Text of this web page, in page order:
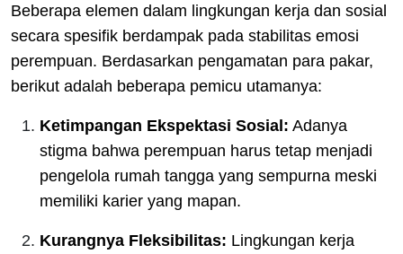
Beberapa elemen dalam lingkungan kerja dan sosial
secara spesifik berdampak pada stabilitas emosi
perempuan. Berdasarkan pengamatan para pakar,
berikut adalah beberapa pemicu utamanya:
Ketimpangan Ekspektasi Sosial: Adanya
stigma bahwa perempuan harus tetap menjadi
pengelola rumah tangga yang sempurna meski
memiliki karier yang mapan.
Kurangnya Fleksibilitas: Lingkungan kerja